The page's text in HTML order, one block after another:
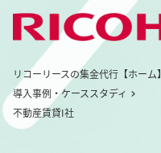
リコーリースの集金代行【ホーム】
導入事例・ケーススタディ
不動産賃貸I社